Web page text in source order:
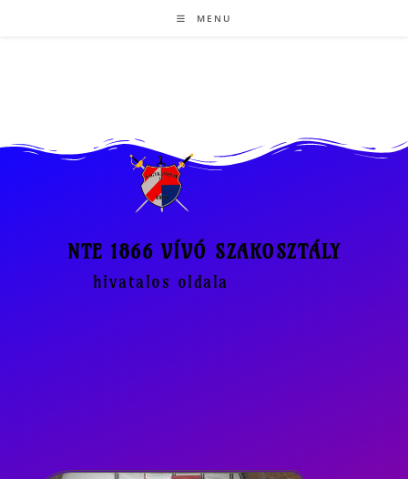
MENU
NTE 1866 VÍVÓ SZAKOSZTÁLY
hivatalos oldala